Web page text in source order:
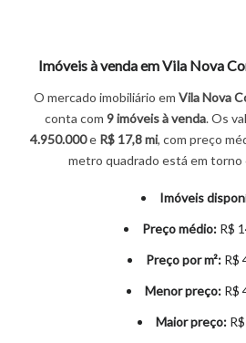
Imóveis à venda em Vila Nova
O mercado imobiliário em Vila Nova
conta com 9 imóveis à venda. Os
4.950.000e R$ 17,8 mi, com preço
metro quadrado está em torno
Imóveis
Preço médio: R$
Preço por m²:R$
Menor preço: R$
Maior preço: